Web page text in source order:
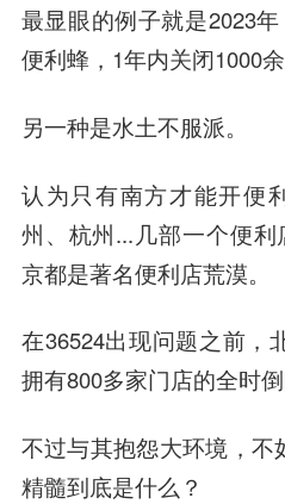
最显眼的例子就是2023
便利蜂，1年内关闭1000余
另一种是水土不服派。
认为只有南方才能开便
州、杭州...几部一个便
京都是著名便利店荒漠。
在36524出现问题之前，
拥有800多家门店的全时倒
不过与其抱怨大环境，不
精髓到底是什么？